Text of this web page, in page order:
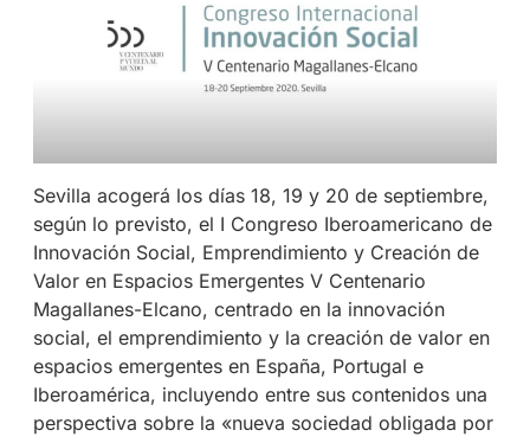
Sevilla acogerá los días 18, 19 y 20 de septiembre,
según lo previsto, el I Congreso Iberoamericano de
Innovación Social, Emprendimiento y Creación de
Valor en Espacios Emergentes V Centenario
Magallanes-Elcano, centrado en la innovación
social, el emprendimiento y la creación de valor en
espacios emergentes en España, Portugal e
Iberoamérica, incluyendo entre sus contenidos una
perspectiva sobre la «nueva sociedad obligada por